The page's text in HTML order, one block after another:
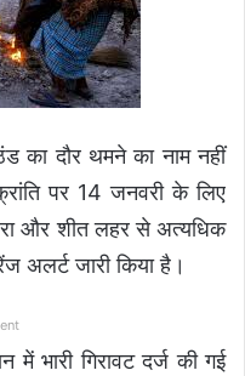
का दौर थमने का नाम नहीं
पर 14 जनवरी के लिए
और शीत लहर से अत्यधिक
अलर्ट जारी किया है।
में भारी गिरावट दर्ज की गई